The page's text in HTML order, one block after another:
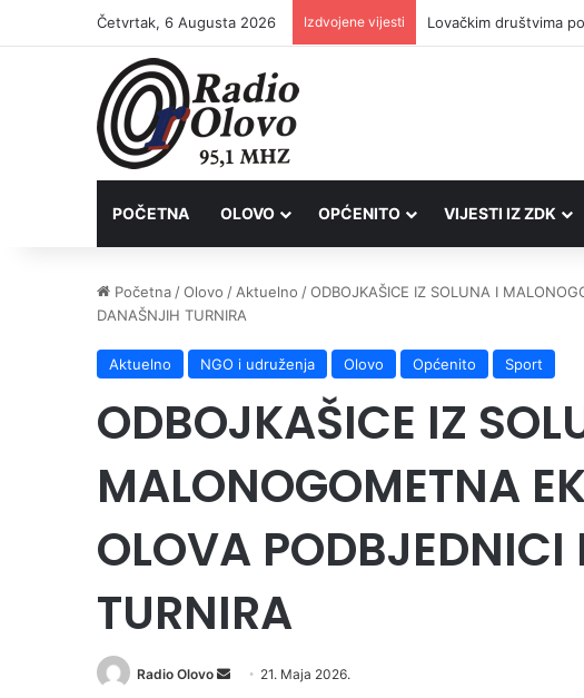
Četvrtak, 6 Augusta 2026 Izdvojene vijesti Lovačkim društvima
POČETNA OLOVO OPĆENITO VIJESTI IZ ZDK
Početna /Olovo / Aktuelno /ODBOJKAŠICE IZ SOLUNA I
DANAŠNJIH TURNIRA
Aktuelno NGO i udruženja Olovo Općenito Sport
ODBOJKAŠICE IZ
MALONOGOMETNA
OLOVA
TURNIRA
Radio Olovo 21. Maja 2026.